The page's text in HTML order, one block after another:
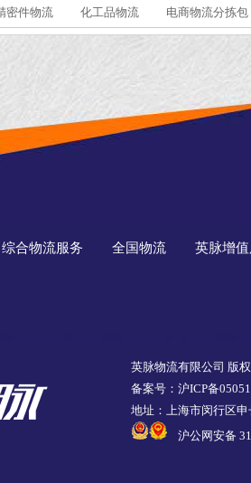
密件物流 化工品物流
电商物流分拣包
装
综合物流服务 全国物流 英脉增
英脉物流有限公司 版
备案号：沪ICP备
地址：上海市闵行区
沪公网安备